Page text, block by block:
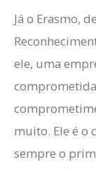
Já o Erasmo,
ele, uma
muito. Ele é o
sempre o